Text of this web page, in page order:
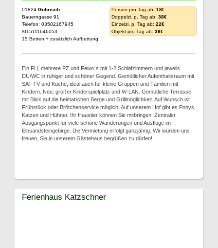
01824 Gohrisch
Bauerngasse 91
Telefon: 03502167945
/015111646053
15 Betten + zusätzlich Aufbettung
Person pro Tag ab: 18€
Doppelzi. p. Tag ab: 38€
Einzelzi. p. Tag ab: 22€
Objekt pro Tag ab: 36€
Ein FH, mehrere PZ und Fewo`s mit 1-2 Schlafzimmern und jeweils
DU/WC in ruhiger und schöner Gegend. Gemütlicher Aufenthaltsraum mit
SAT-TV und Küche, ideal auch für kleine Gruppen und Familien mit
Kindern. Neu: großer Kinderspielplatz und W-LAN. Gemütliche Terrasse
mit Blick auf die heimatlichen Berge und Grillmöglichkeit. Auf Wunsch ist
Frühstück oder Brötchenservice möglich. Auf unserem Hof gibt es Ponys,
Katzen und Hühner. Ihr Haustier können Sie mitbringen. Zentraler
Ausgangspunkt für viele schöne Wanderungen und Ausflüge im
Elbsandsteingebirge. Die Vermietung erfolgt ganzjährig. Wir würden uns
freuen, Sie in unserem Gästehaus begrüßen zu dürfen!
Ferienhaus Katzschner